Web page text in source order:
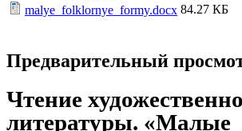
malye_folklornye_formy.docx 84.27 КБ
Предварительный
Чтение
литературы. «Малые